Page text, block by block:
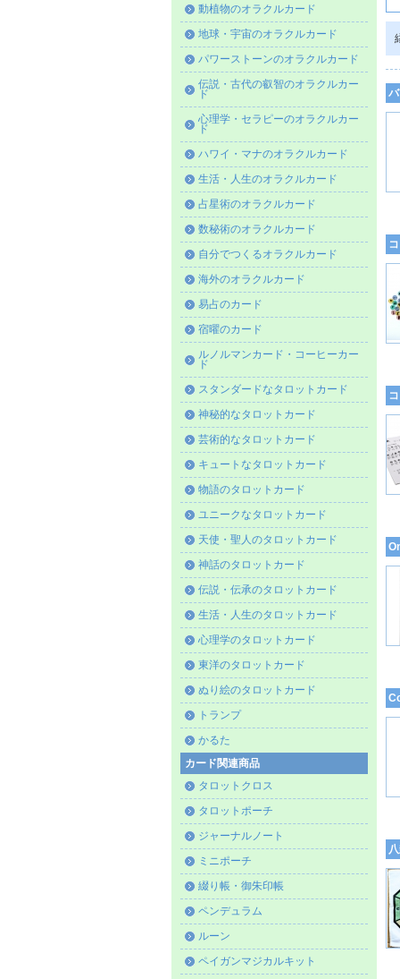
動植物のオラクルカード
地球・宇宙のオラクルカード
パワーストーンのオラクルカード
伝説・古代の叡智のオラクルカー
ド
心理学・セラピーのオラクルカー
ド
ハワイ・マナのオラクルカード
生活・人生のオラクルカード
占星術のオラクルカード
数秘術のオラクルカード
自分でつくるオラクルカード
海外のオラクルカード
易占のカード
宿曜のカード
ルノルマンカード・コーヒーカー
ド
スタンダードなタロットカード
神秘的なタロットカード
芸術的なタロットカード
キュートなタロットカード
物語のタロットカード
ユニークなタロットカード
天使・聖人のタロットカード
神話のタロットカード
伝説・伝承のタロットカード
生活・人生のタロットカード
心理学のタロットカード
東洋のタロットカード
ぬり絵のタロットカード
トランプ
かるた
カード関連商品
タロットクロス
タロットポーチ
ジャーナルノート
ミニポーチ
綴り帳・御朱印帳
ペンデュラム
ルーン
ペイガンマジカルキット